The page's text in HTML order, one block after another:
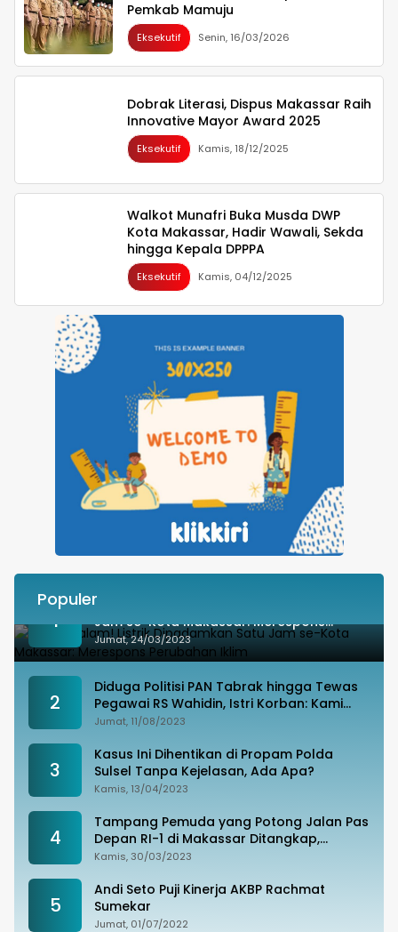
Pemkab Mamuju
Eksekutif Senin, 16/03/2026
Dobrak Literasi, Dispus Makassar Raih
Innovative Mayor Award 2025
Eksekutif Kamis, 18/12/2025
Walkot Munafri Buka Musda DWP
Kota Makassar, Hadir Wawali, Sekda
hingga Kepala DPPPA
Eksekutif Kamis, 04/12/2025
Populer
1
Besok Malam! Listrik Dipadamkan Satu
Jam se-Kota Makassar: Merespons
Perubahan Iklim
Jumat, 24/03/2023
2
Diduga Politisi PAN Tabrak hingga Tewas
Pegawai RS Wahidin, Istri Korban: Kami
Tak Terima
Jumat, 11/08/2023
3
Kasus Ini Dihentikan di Propam Polda
Sulsel Tanpa Kejelasan, Ada Apa?
Kamis, 13/04/2023
4
Tampang Pemuda yang Potong Jalan Pas
Depan RI-1 di Makassar Ditangkap,
Ternyata Joki Balapan Liar
Kamis, 30/03/2023
5
Andi Seto Puji Kinerja AKBP Rachmat
Sumekar
Jumat, 01/07/2022